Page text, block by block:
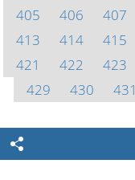
405
406 407
413
414 415
421
422 423
429
430 431